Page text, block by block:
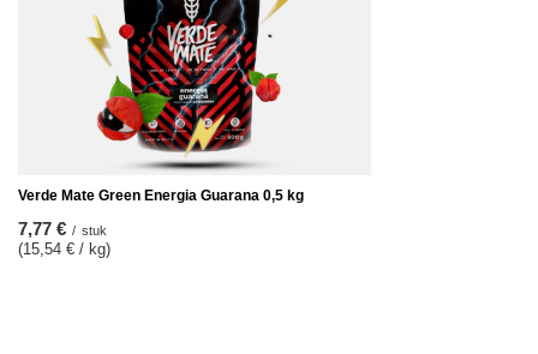
Verde Mate Green Energia Guarana 0,5 kg
7,77 € / stuk
(15,54 € / kg)